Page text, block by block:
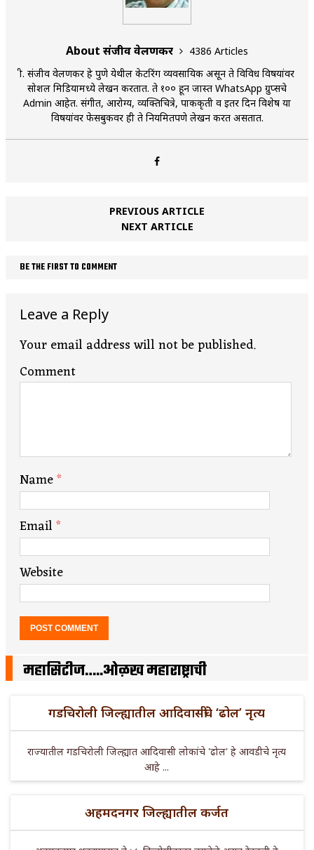
About संजीव वेलणकर
4386 Articles
श्री. संजीव वेलणकर हे पुणे येथील केटरिंग व्यवसायिक असून ते विविध विषयांवर
सोशल मिडियामध्ये लेखन करतात. ते १०० हून जास्त WhatsApp ग्रुप्सचे
Admin आहेत. संगीत, आरोग्य, व्यक्तिचित्रे, पाककृती व इतर दिन विशेष या
विषयांवर फेसबुकवर ही ते नियमितपणे लेखन करत असतात.
PREVIOUS ARTICLE
NEXT ARTICLE
BE THE FIRST TO COMMENT
Leave a Reply
Your email address will not be published.
Comment
Name*
Email*
Website
महासिटीज…..ओळख महाराष्ट्राची
गडचिरोली जिल्ह्यातील आदिवासींचे ‘ढोल’ नृत्य
राज्यातील गडचिरोली जिल्ह्यात आदिवासी लोकांचे 'ढोल' हे आवडीचे नृत्य
आहे ...
अहमदनगर जिल्ह्यातील कर्जत